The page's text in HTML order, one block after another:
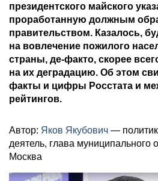
президентского майского
проработанную должным
правительством. Казалось,
на вовлечение пожилого
страны, де-факто, скорее
на их деградацию. Об этом
факты и цифры Росстата и
рейтингов.
Автор: Яков Якубович —
деятель, глава муниципального
Москва